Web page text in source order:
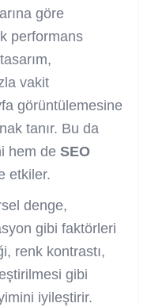
göre
performans
vakit
görüntülemesine
tanır. Bu da
hem de SEO
etkiler.
denge,
gibi faktörleri
renk kontrastı,
gibi
iyileştirir.